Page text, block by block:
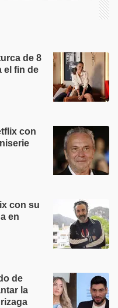
de 8
el fin de
con
con su
en
de
la